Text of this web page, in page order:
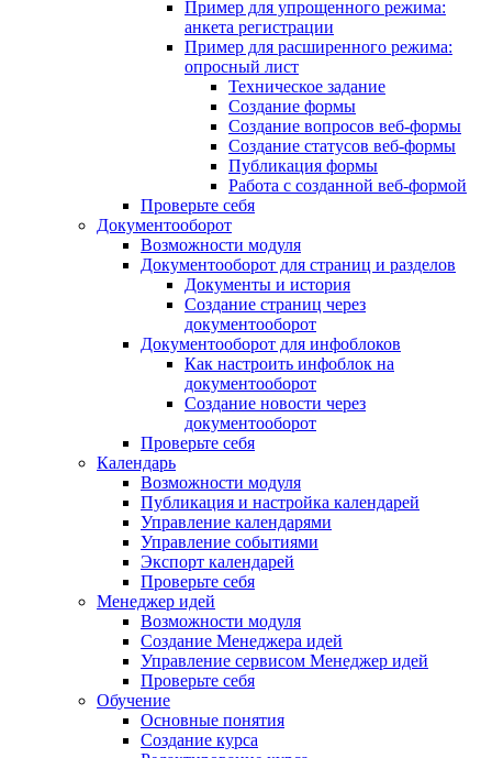
Пример для упрощенного режима:
анкета регистрации
Пример для расширенного режима:
опросный лист
Техническое задание
Создание формы
Создание вопросов веб-формы
Создание статусов веб-формы
Публикация формы
Работа с созданной веб-формой
Проверьте себя
Документооборот
Возможности модуля
Документооборот для страниц и разделов
Документы и история
Создание страниц через
документооборот
Документооборот для инфоблоков
Как настроить инфоблок на
документооборот
Создание новости через
документооборот
Проверьте себя
Календарь
Возможности модуля
Публикация и настройка календарей
Управление календарями
Управление событиями
Экспорт календарей
Проверьте себя
Менеджер идей
Возможности модуля
Создание Менеджера идей
Управление сервисом Менеджер идей
Проверьте себя
Обучение
Основные понятия
Создание курса